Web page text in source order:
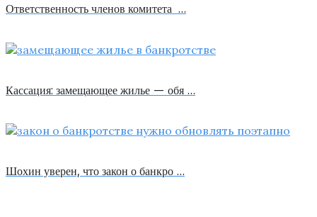
Ответственность членов комитета …
Кассация: замещающее жилье — обя …
Шохин уверен, что закон о банкро …